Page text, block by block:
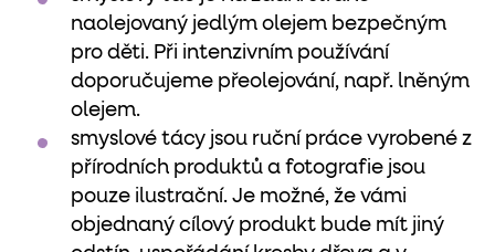
naolejovaný jedlým olejem bezpečným
pro děti. Při intenzivním používání
doporučujeme přeolejování, např. lněným
olejem.
smyslové tácy jsou ruční práce vyrobené z
přírodních produktů a fotografie jsou
pouze ilustrační. Je možné, že vámi
objednaný cílový produkt bude mít jiný